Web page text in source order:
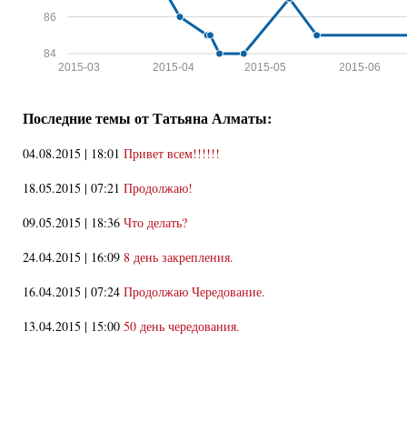
84
86
2015-06
2015-05
2015-04
2015-03
Последние темы от Татьяна Алматы:
04.08.2015 | 18:01 Привет всем!!!!!!
18.05.2015 | 07:21 Продолжаю!
09.05.2015 | 18:36 Что делать?
24.04.2015 | 16:09 8 день закрепления.
16.04.2015 | 07:24 Продолжаю Чередование.
13.04.2015 | 15:00 50 день чередования.